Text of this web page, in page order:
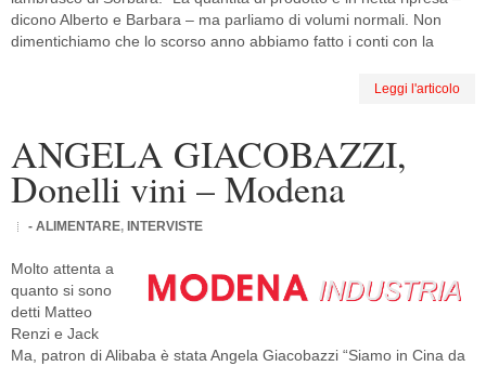
dicono Alberto e Barbara – ma parliamo di volumi normali. Non
dimentichiamo che lo scorso anno abbiamo fatto i conti con la
Leggi l'articolo
ANGELA GIACOBAZZI,
Donelli vini – Modena
- ALIMENTARE, INTERVISTE
Molto attenta a
quanto si sono
detti Matteo
Renzi e Jack
Ma, patron di Alibaba è stata Angela Giacobazzi “Siamo in Cina da